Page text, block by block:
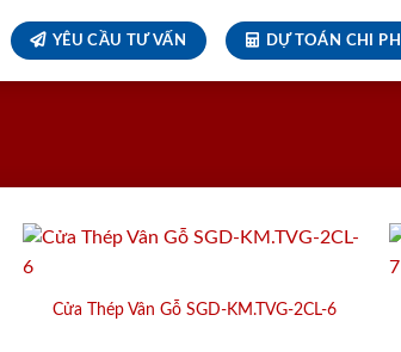
YÊU CẦU TƯ VẤN DỰ TOÁN CHI PHÍ
Cửa Thép Vân Gỗ SGD-KM.TVG-2CL-6